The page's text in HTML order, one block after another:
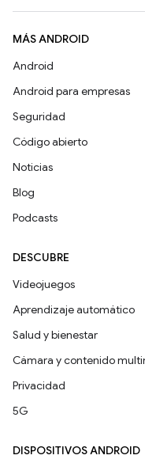
MÁS ANDROID
Android
Android para empresas
Seguridad
Código abierto
Noticias
Blog
Podcasts
DESCUBRE
Videojuegos
Aprendizaje automático
Salud y bienestar
Cámara y contenido
Privacidad
5G
DISPOSITIVOS ANDROID